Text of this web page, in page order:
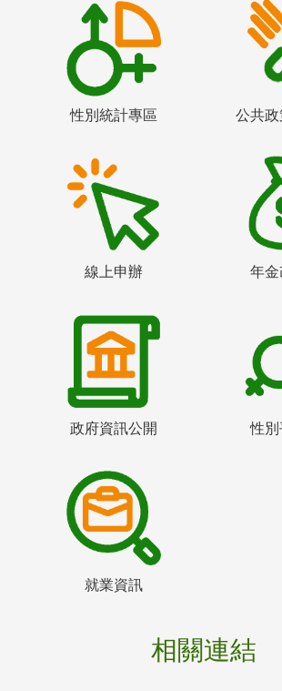
性別統計專區 公共
線上申辦 年金
政府資訊公開 性別
就業資訊
相關連結